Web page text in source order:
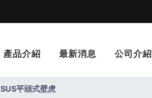
產品介紹 最新消息 公司介紹
SUS平頭式壁虎